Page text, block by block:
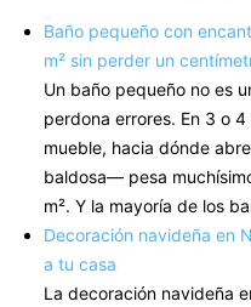
Baño pequeño con
m² sin perder un
Un baño pequeño no es
perdona errores. En 3 o
mueble, hacia dónde
baldosa— pesa
m². Y la mayoría de los
Decoración navideña en
a tu casa
La decoración navideña